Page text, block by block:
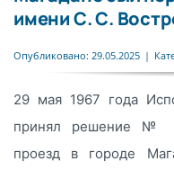
имени С. С.
Опубликовано: 29.05.2025 |
29 мая 1967 года
принял решение №
проезд в городе